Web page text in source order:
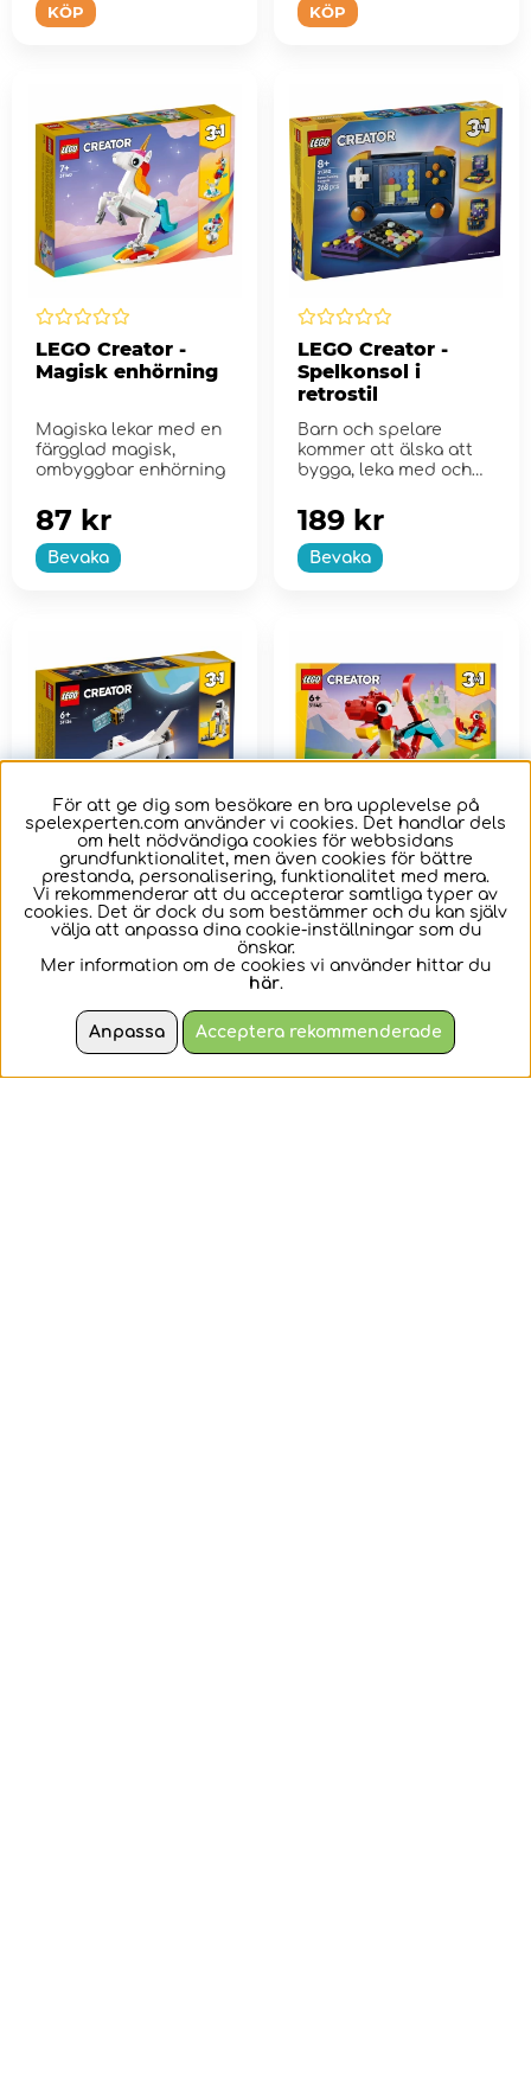
KÖP KÖP
LEGO Creator -
Magisk enhörning
Magiska lekar med en
färgglad magisk,
ombyggbar enhörning
Bevaka
87 kr
LEGO Creator -
Spelkonsol i
retrostil
Barn och spelare
kommer att älska att
bygga, leka med och
Spelkonsol...
Bevaka
189 kr
LEGO Creator -
Rymdfärja
Actionfyllda rymdlekar
rymdfärja
87 kr
LEGO Creator - Röd
drake
Barn kan uppleva
ett magiskt land med
3-i-1-leksaken LEGO&...
89 kr
För att ge dig som besökare en bra upplevelse på
spelexperten.com använder vi cookies. Det handlar dels
om helt nödvändiga cookies för webbsidans
grundfunktionalitet, men även cookies för bättre
prestanda, personalisering, funktionalitet med mera.
Vi rekommenderar att du accepterar samtliga typer av
cookies. Det är dock du som bestämmer och du kan själv
välja att anpassa dina cookie-inställningar som du
önskar.
Mer information om de cookies vi använder hittar du
här.
Anpassa Acceptera rekommenderade